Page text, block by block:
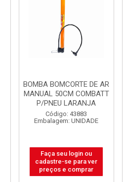
BOMBA BOMCORTE DE AR
MANUAL 50CM COMBATT
P/PNEU LARANJA
Código: 43883
Embalagem: UNIDADE
Faça seu login ou
cadastre-se para ver
preços e comprar